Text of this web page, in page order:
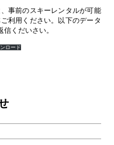
事前のスキーレンタルが可能
利用ください。以下のデータ
信くだいさい。
ロード